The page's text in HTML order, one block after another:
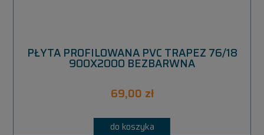
PŁYTA PROFILOWANA PVC TRAPEZ 76/18
900X2000 BEZBARWNA
69,00 zł
do koszyka